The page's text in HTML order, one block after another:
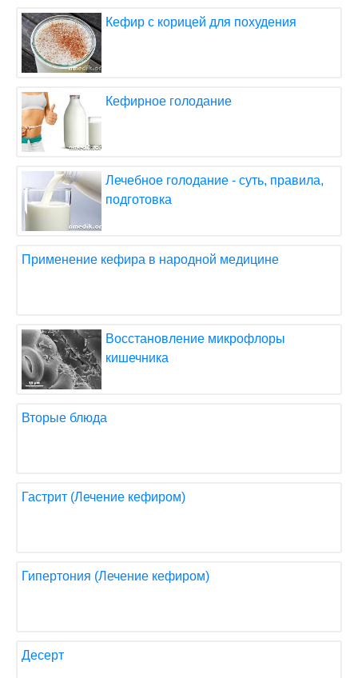
Кефир с корицей для похудения
Кефирное голодание
Лечебное голодание - суть, правила,
подготовка
Применение кефира в народной медицине
Восстановление микрофлоры
кишечника
Вторые блюда
Гастрит (Лечение кефиром)
Гипертония (Лечение кефиром)
Десерт